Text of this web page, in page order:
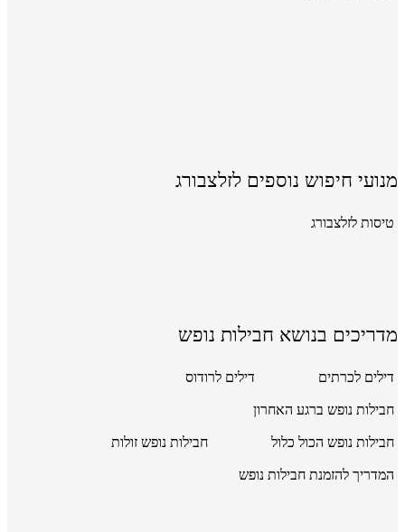
מנועי חיפוש נוספים לזלצבורג
טיסות לזלצבורג
מדריכים בנושא חבילות נופש
דילים לכרתים דילים לרודוס
חבילות נופש ברגע האחרון
חבילות נופש הכול כלול חבילות נופש זולות
המדריך להזמנת חבילות נופש